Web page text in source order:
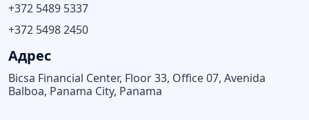
+372 5489 5337
+372 5498 2450
Адрес
Bicsa Financial Center, Floor 33, Office 07, Avenida
Balboa, Panama City, Panama